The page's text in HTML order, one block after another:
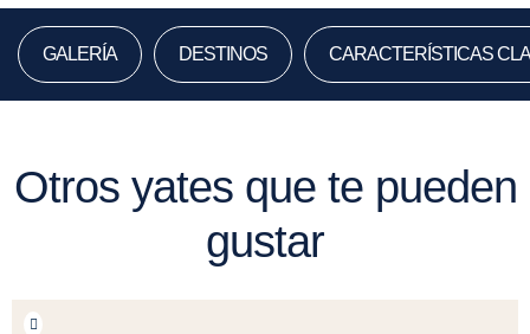
GALERÍA DESTINOS CARACTERÍSTICAS
Otros yates que te pueden
gustar